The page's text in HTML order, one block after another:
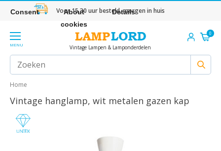
Voor 15.30 uur besteld, morgen in huis
MENU Vintage Lampen & Lamponderdelen
0
Home
Vintage hanglamp, wit metalen gazen kap
Consent
About
cookies
Details